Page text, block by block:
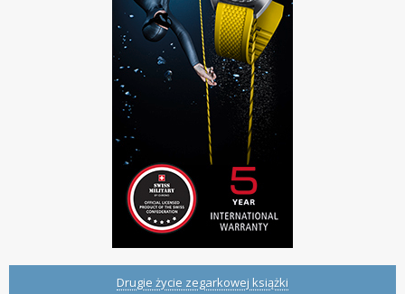
Drugie życie zegarkowej książki